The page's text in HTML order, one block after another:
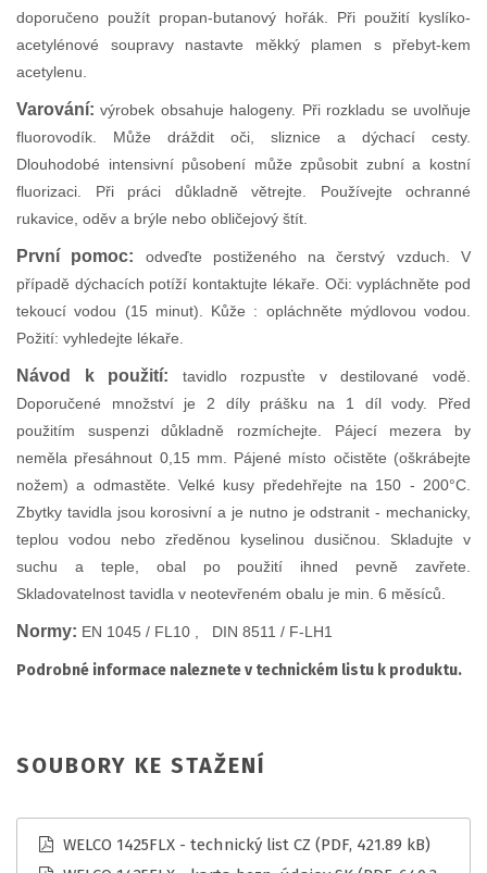
doporučeno použít propan-butanový hořák. Při použití kyslíko-
acetylénové soupravy nastavte měkký plamen s přebyt-kem
acetylenu.
Varování: výrobek obsahuje halogeny. Při rozkladu se uvolňuje
fluorovodík. Může dráždit oči, sliznice a dýchací cesty.
Dlouhodobé intensivní působení může způsobit zubní a kostní
fluorizaci. Při práci důkladně větrejte. Používejte ochranné
rukavice, oděv a brýle nebo obličejový štít.
První pomoc: odveďte postiženého na čerstvý vzduch. V
případě dýchacích potíží kontaktujte lékaře. Oči: vypláchněte pod
tekoucí vodou (15 minut). Kůže : opláchněte mýdlovou vodou.
Požití: vyhledejte lékaře.
Návod k použití: tavidlo rozpusťte v destilované vodě.
Doporučené množství je 2 díly prášku na 1 díl vody. Před
použitím suspenzi důkladně rozmíchejte. Pájecí mezera by
neměla přesáhnout 0,15 mm. Pájené místo očistěte (oškrábejte
nožem) a odmastěte. Velké kusy předehřejte na 150 - 200°C.
Zbytky tavidla jsou korosivní a je nutno je odstranit - mechanicky,
teplou vodou nebo zředěnou kyselinou dusičnou. Skladujte v
suchu a teple, obal po použití ihned pevně zavřete.
Skladovatelnost tavidla v neotevřeném obalu je min. 6 měsíců.
Normy: EN 1045 / FL10 , DIN 8511 / F-LH1
Podrobné informace naleznete v technickém listu k produktu.
SOUBORY KE STAŽENÍ
WELCO 1425FLX - technický list CZ (PDF, 421.89 kB)